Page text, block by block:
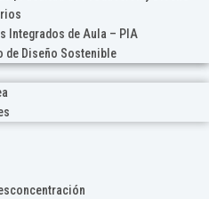
Integrados de Aula – PIA
de Diseño Sostenible